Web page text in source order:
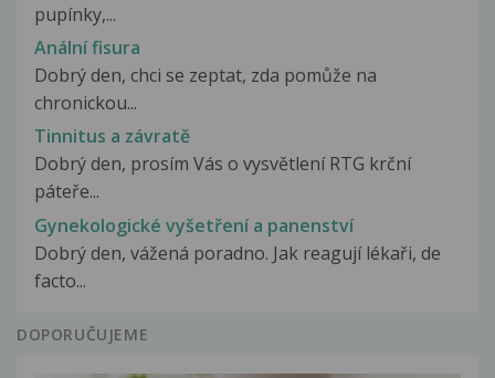
pupínky,...
Anální fisura
Dobrý den, chci se zeptat, zda pomůže na
chronickou...
Tinnitus a závratě
Dobrý den, prosím Vás o vysvětlení RTG krční
páteře...
Gynekologické vyšetření a panenství
Dobrý den, vážená poradno. Jak reagují lékaři, de
facto...
DOPORUČUJEME